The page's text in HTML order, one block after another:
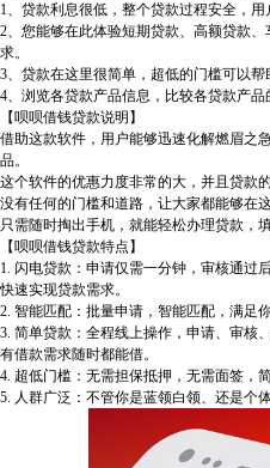
1、贷款利息很低，整个贷款过程安全，用
2、您能够在此体验短期贷款、高额贷款
求。
3、贷款在这里很简单，超低的门槛可以帮
4、浏览各贷款产品信息，比较各贷款产品
【呗呗借钱贷款说明】
借助这款软件，用户能够迅速化解燃眉之
品。
这个软件的优惠力度非常的大，并且贷款
没有任何的门槛和道路，让大家都能够在
只需随时掏出手机，就能轻松办理贷款，
【呗呗借钱贷款特点】
1. 闪电贷款：申请仅需一分钟，审核通过
快速实现贷款需求。
2. 智能匹配：批量申请，智能匹配，满足
3. 简单贷款：全程线上操作，申请、审核
有借款需求随时都能借。
4. 超低门槛：无需担保抵押，无需面签，
5. 人群广泛：不管你是蓝领白领、还是个